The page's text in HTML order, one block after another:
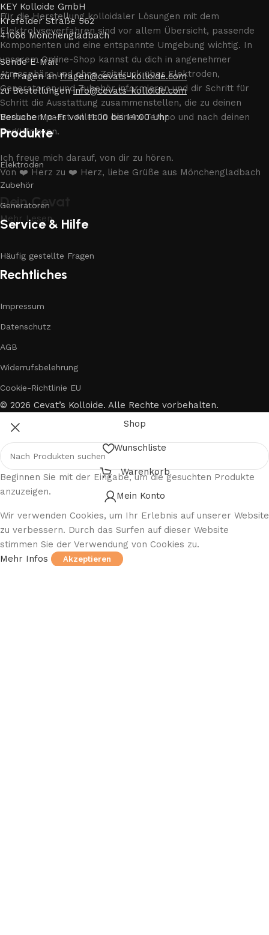
Für die Herstellung kolloidaler Lösungen mit dem
Elektrolyseverfahren sind vor allem Übersicht, passende
Komponenten und eine entspannte Umgebung wichtig. In
unserem Online-Shop kannst du dich in angenehmer
Atmosphäre und ohne Zeitdruck über Elektroden,
Generatoren und Zubehör informieren und dir Schritt für
Schritt die Ausstattung zusammenstellen, die zu deinen
Vorhaben passt. Alles in deinem Tempo und nach deinen
Bedürfnissen.
Ich freue mich darauf, von dir zu hören.
Von ❤️ Herz zu ❤️ Herz, liebe Grüße aus Mönchengladbach
Dein Cevat
Mehr Lesen
KEY Kolloide GmbH
Krefelder Straße 562
41066 Mönchengladbach
Sende E-Mail
zu Fragen anfragen@cevats-kolloide.com
zu Bestellungeninfo@cevats-kolloide.com
Besuche Mo-Fr von 11:00 bis 14:00 Uhr
Produkte
Elektroden
Zubehör
Generatoren
Service & Hilfe
Häufig gestellte Fragen
Rechtliches
Impressum
Datenschutz
AGB
Widerrufsbelehrung
Cookie-Richtlinie EU
© 2026 Cevat’s Kolloide. Alle Rechte vorbehalten.
Beginnen Sie mit der Eingabe, um die gesuchten Produkte
anzuzeigen.
Shop
Wunschliste
Warenkorb
Mein Konto
Wir verwenden Cookies, um Ihr Erlebnis auf unserer Website
zu verbessern. Durch das Surfen auf dieser Website
stimmen Sie der Verwendung von Cookies zu.
Mehr Infos
Akzeptieren